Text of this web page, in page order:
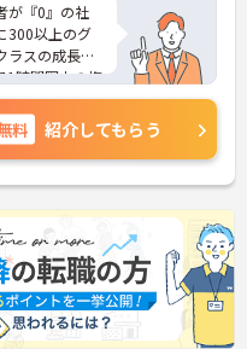
が『0』の社
300以上のグ
ラスの成長企
1時間圏内の複
パートスタッ
ョンです。
スタッフの身
与されるこ
年間休日114
化による業務
ちながら定
盤石に整って
われるマネジ
ジャーへのキ
の環境で専門
方にお勧めで
料 紹介してもらう